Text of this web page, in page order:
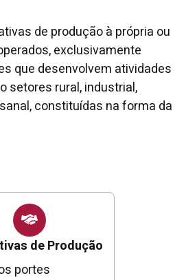
de produção à própria ou
exclusivamente
que desenvolvem atividades
setores rural, industrial,
constituídas na forma da
de Produção
portes